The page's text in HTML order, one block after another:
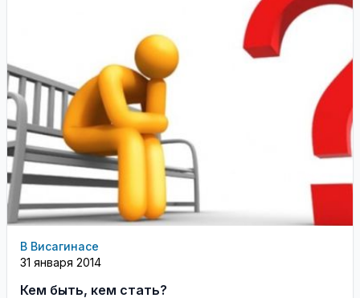
В Висагинасе
31 января 2014
Кем быть, кем стать?